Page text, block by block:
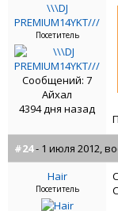
\\\DJ
PREMIUM14YKT///
Посетитель
Сообщений: 7
Айхал
4394 дня назад
#24- 1 июля 2012,
Hair
Посетитель